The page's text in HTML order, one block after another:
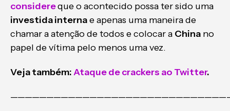
considereque o acontecido possa ter sido uma
investida internae apenas uma maneira de
chamar a atenção de todos e colocar a China no
papel de vítima pelo menos uma vez.
Veja também:Ataque de crackers ao Twitter.
——————————————————————————————-